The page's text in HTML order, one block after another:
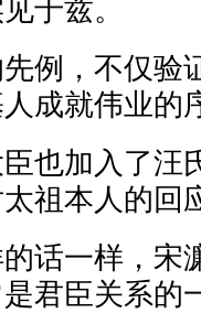
于兹。
例，不仅验
成就伟业的
也加入了汪
祖本人的回
话一样，宋
君臣关系的